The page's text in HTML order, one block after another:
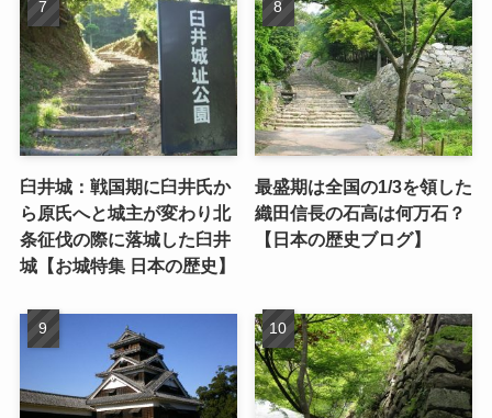
臼井城：戦国期に臼井氏か
ら原氏へと城主が変わり北
条征伐の際に落城した臼井
城【お城特集 日本の歴史】
最盛期は全国の1/3を領した
織田信長の石高は何万石？
【日本の歴史ブログ】